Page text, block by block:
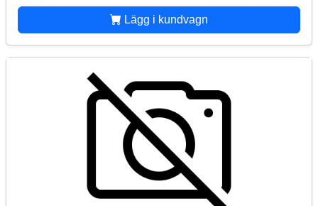
Lägg i kundvagn